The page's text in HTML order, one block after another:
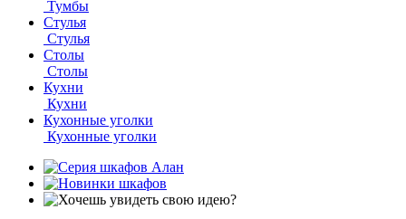
Тумбы
Стулья
Стулья
Столы
Столы
Кухни
Кухни
Кухонные уголки
Кухонные уголки